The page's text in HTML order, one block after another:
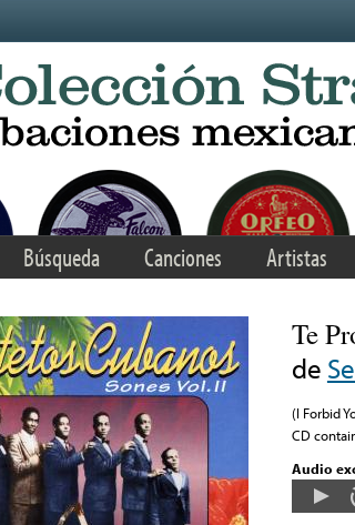
Búsqueda Canciones Artistas
Te
de
(I Forbid
CD
Audio